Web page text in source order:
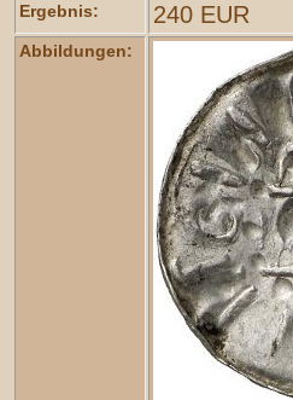
Ergebnis: 240 EUR
Abbildungen: